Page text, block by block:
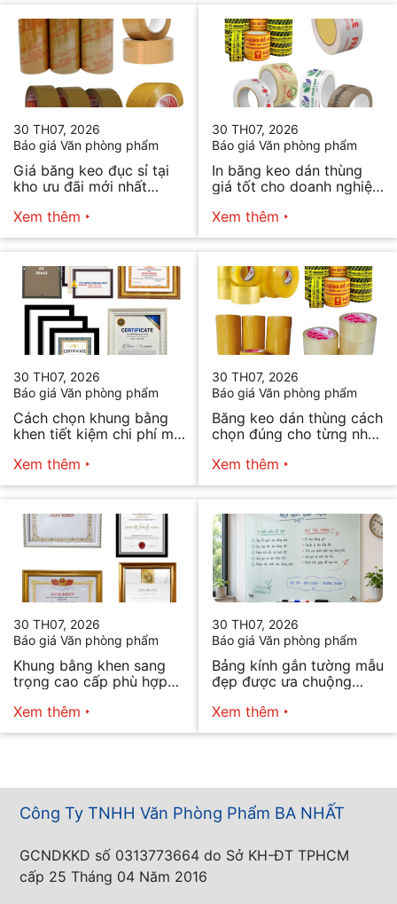
30 TH07, 2026
Báo giá Văn phòng phẩm
Giá băng keo đục sỉ tại
kho ưu đãi mới nhất
Xem thêm
30 TH07, 2026
Báo giá Văn phòng phẩm
In băng keo dán thùng
giá tốt cho doanh nghiệp
Xem thêm
30 TH07, 2026
Báo giá Văn phòng phẩm
Cách chọn khung bằng
khen tiết kiệm chi phí mà
Xem thêm
30 TH07, 2026
Báo giá Văn phòng phẩm
Băng keo dán thùng cách
chọn đúng cho từng nhu
Xem thêm
30 TH07, 2026
Báo giá Văn phòng phẩm
Khung bằng khen sang
trọng cao cấp phù hợp
Xem thêm
30 TH07, 2026
Báo giá Văn phòng phẩm
Bảng kính gắn tường mẫu
đẹp được ưa chuộng
Xem thêm
Công Ty TNHH Văn Phòng Phẩm BA NHẤT
GCNDKKD số 0313773664 do Sở KH-ĐT TPHCM
cấp 25 Tháng 04 Năm 2016